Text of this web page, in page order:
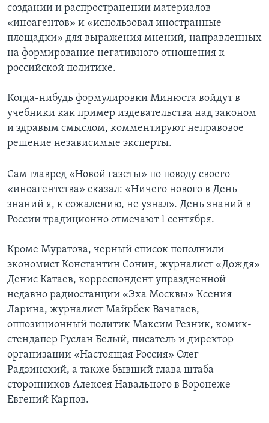
создании и распространении материалов
«иноагентов» и «использовал иностранные
площадки» для выражения мнений, направленных
на формирование негативного отношения к
российской политике.
Когда-нибудь формулировки Минюста войдут в
учебники как пример издевательства над законом
и здравым смыслом, комментируют неправовое
решение независимые эксперты.
Сам главред «Новой газеты» по поводу своего
«иноагентства» сказал: «Ничего нового в День
знаний я, к сожалению, не узнал». День знаний в
России традиционно отмечают 1 сентября.
Кроме Муратова, черный список пополнили
экономист Константин Сонин, журналист «Дождя»
Денис Катаев, корреспондент упраздненной
недавно радиостанции «Эха Москвы» Ксения
Ларина, журналист Майрбек Вачагаев,
оппозиционный политик Максим Резник, комик-
стендапер Руслан Белый, писатель и директор
организации «Настоящая Россия» Олег
Радзинский, а также бывший глава штаба
сторонников Алексея Навального в Воронеже
Евгений Карпов.